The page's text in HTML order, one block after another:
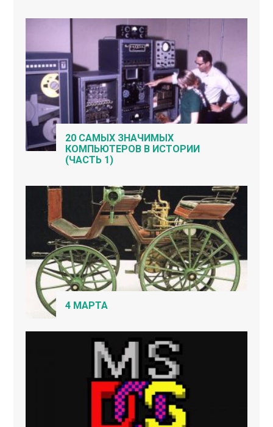
20 САМЫХ ЗНАЧИМЫХ
КОМПЬЮТЕРОВ В ИСТОРИИ
(ЧАСТЬ 1)
4 МАРТА